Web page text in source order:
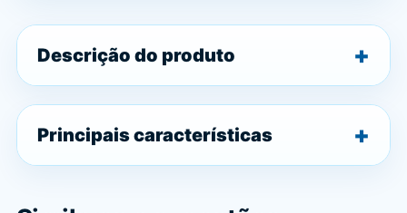
Descrição do produto
Principais características